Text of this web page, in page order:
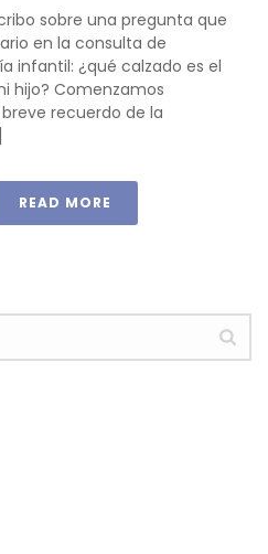
sobre una pregunta que
en la consulta de
infantil: ¿qué calzado es el
hijo? Comenzamos
recuerdo de la
READ MORE